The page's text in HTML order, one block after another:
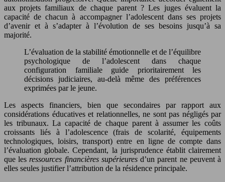
aux projets familiaux de chaque parent ? Les juges évaluent la
capacité de chacun à accompagner l’adolescent dans ses projets
d’avenir et à s’adapter à l’évolution de ses besoins jusqu’à sa
majorité.
L’évaluation de la stabilité émotionnelle et de l’équilibre
psychologique de l’adolescent dans chaque
configuration familiale guide prioritairement les
décisions judiciaires, au-delà même des préférences
exprimées par le jeune.
Les aspects financiers, bien que secondaires par rapport aux
considérations éducatives et relationnelles, ne sont pas négligés par
les tribunaux. La capacité de chaque parent à assumer les coûts
croissants liés à l’adolescence (frais de scolarité, équipements
technologiques, loisirs, transport) entre en ligne de compte dans
l’évaluation globale. Cependant, la jurisprudence établit clairement
que les ressources financières supérieuresd’un parent ne peuvent à
elles seules justifier l’attribution de la résidence principale.